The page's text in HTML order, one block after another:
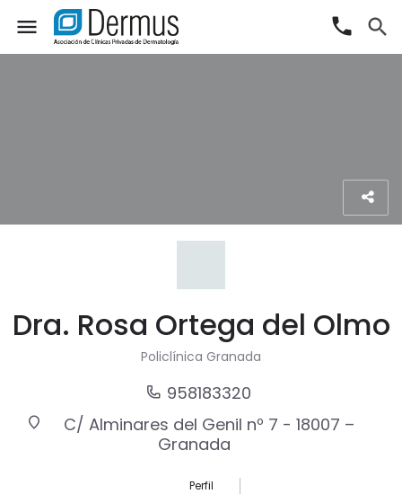
menu phone search
Dra. Rosa Ortega del Olmo
Policlínica Granada
958183320
C/ Alminares del Genil nº 7 - 18007 –
Granada
Perfil